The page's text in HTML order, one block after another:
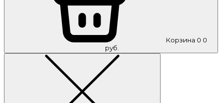
Корзина 0 0
руб.